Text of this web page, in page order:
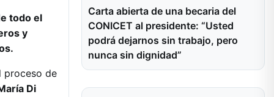
todo el
y
proceso de
Di
Carta abierta de una becaria del
CONICET al presidente: “Usted
podrá dejarnos sin trabajo, pero
nunca sin dignidad”